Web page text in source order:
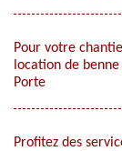
Pour votre
location de
Porte
Profitez des